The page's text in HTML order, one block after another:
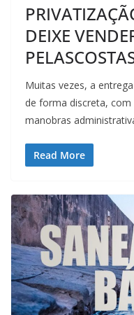
DEIXE
Muitas vezes, a
de forma discreta,
manobras
Read More